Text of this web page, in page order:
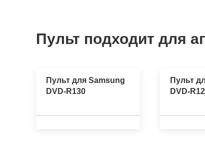
Пульт подходит для
Пульт для Samsung
Пульт